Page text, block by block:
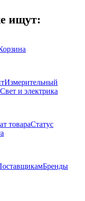
ищут:
Измерительный
Свет и электрика
товараСтатус
Бренды